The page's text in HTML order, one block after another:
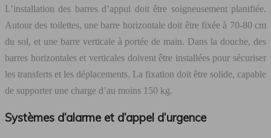
L’installation des barres d’appui doit être soigneusement planifiée.
Autour des toilettes, une barre horizontale doit être fixée à 70-80 cm
du sol, et une barre verticale à portée de main. Dans la douche, des
barres horizontales et verticales doivent être installées pour sécuriser
les transferts et les déplacements. La fixation doit être solide, capable
de supporter une charge d’au moins 150 kg.
Systèmes d’alarme et d’appel d’urgence